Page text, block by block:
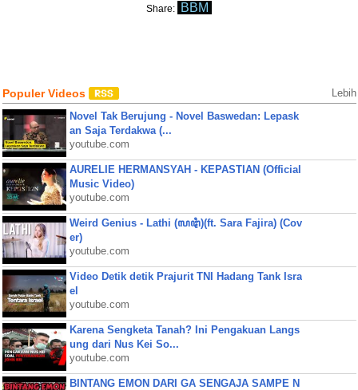
Share: BBM
Populer Videos Lebih
Novel Tak Berujung - Novel Baswedan: Lepask
an Saja Terdakwa (...
youtube.com
AURELIE HERMANSYAH - KEPASTIAN (Official
Music Video)
youtube.com
Weird Genius - Lathi (ꦭꦛꦶ)(ft. Sara Fajira) (Cov
er)
youtube.com
Video Detik detik Prajurit TNI Hadang Tank Isra
el
youtube.com
Karena Sengketa Tanah? Ini Pengakuan Langs
ung dari Nus Kei So...
youtube.com
BINTANG EMON DARI GA SENGAJA SAMPE N